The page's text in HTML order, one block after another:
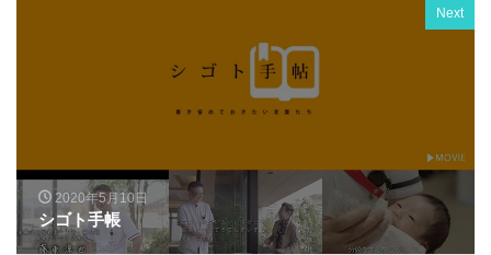
Next
2020年5月10日
シゴト手帳